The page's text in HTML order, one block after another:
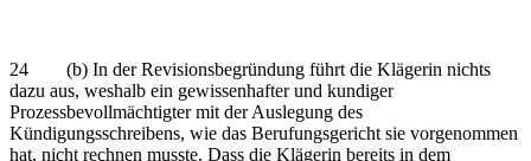
24 (b) In der Revisionsbegründung führt die Klägerin nichts
dazu aus, weshalb ein gewissenhafter und kundiger
Prozessbevollmächtigter mit der Auslegung des
Kündigungsschreibens, wie das Berufungsgericht sie vorgenommen
hat, nicht rechnen musste. Dass die Klägerin bereits in dem